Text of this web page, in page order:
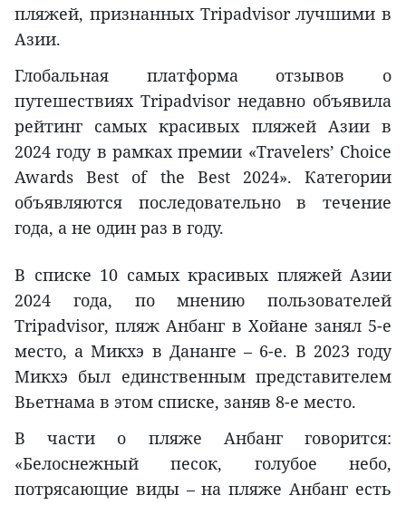
пляжей, признанных Tripadvisor лучшими в
Азии.
Глобальная платформа отзывов о
путешествиях Tripadvisor недавно объявила
рейтинг самых красивых пляжей Азии в
2024 году в рамках премии «Travelers’ Choice
Awards Best of the Best 2024». Категории
объявляются последовательно в течение
года, а не один раз в году.
В списке 10 самых красивых пляжей Азии
2024 года, по мнению пользователей
Tripadvisor, пляж Анбанг в Хойане занял 5-е
место, а Микхэ в Дананге – 6-е. В 2023 году
Микхэ был единственным представителем
Вьетнама в этом списке, заняв 8-е место.
В части о пляже Анбанг говорится:
«Белоснежный песок, голубое небо,
потрясающие виды – на пляже Анбанг есть